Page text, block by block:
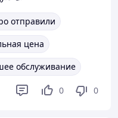
отправили
цена
обслуживание
0 0